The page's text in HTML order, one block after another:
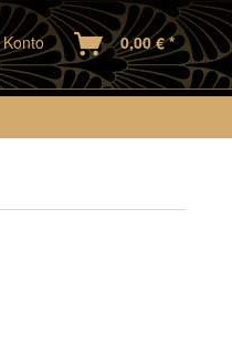
0,00 € *